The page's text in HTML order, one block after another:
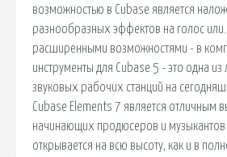
возможностью в Cubase является
разнообразных эффектов на голос
расширенными возможностями - в
инструменты для Cubase 5 - это одна
звуковых рабочих станций на
Cubase Elements 7 является отличным
начинающих продюсеров и
открывается на всю высоту, как и в